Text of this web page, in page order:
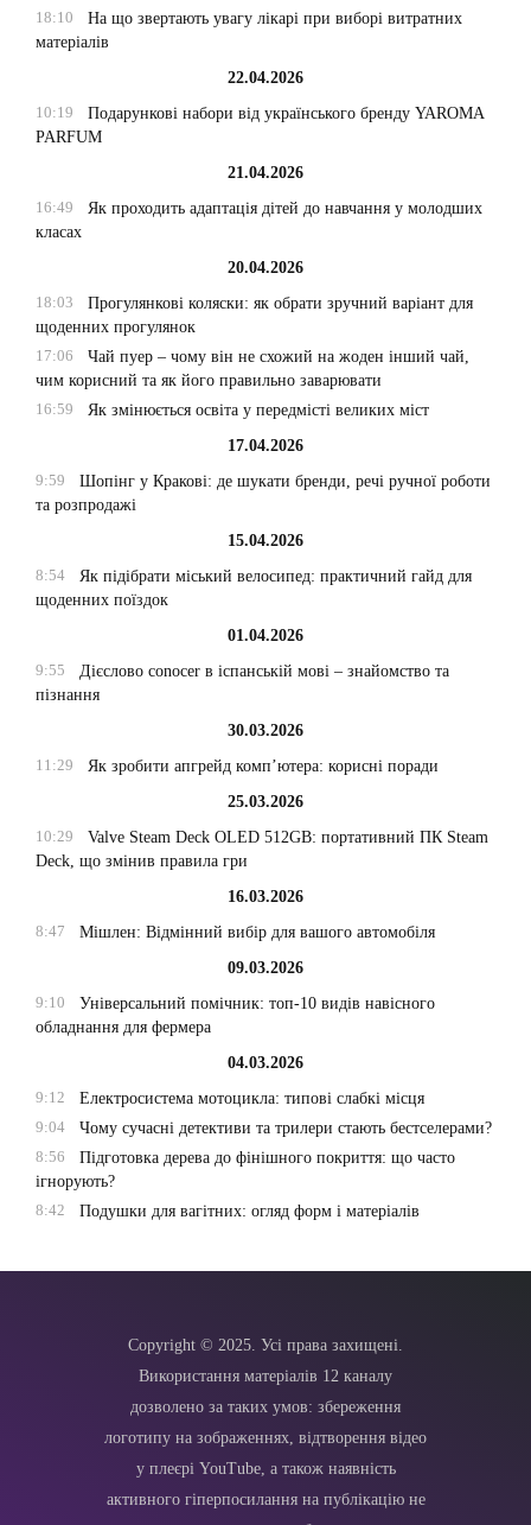
18:10
На що звертають увагу лікарі при виборі витратних
матеріалів
22.04.2026
10:19
Подарункові набори від українського бренду YAROMA
PARFUM
21.04.2026
16:49
Як проходить адаптація дітей до навчання у молодших
класах
20.04.2026
18:03
Прогулянкові коляски: як обрати зручний варіант для
щоденних прогулянок
17:06
Чай пуер – чому він не схожий на жоден інший чай,
чим корисний та як його правильно заварювати
16:59
Як змінюється освіта у передмісті великих міст
17.04.2026
9:59
Шопінг у Кракові: де шукати бренди, речі ручної роботи
та розпродажі
15.04.2026
8:54
Як підібрати міський велосипед: практичний гайд для
щоденних поїздок
01.04.2026
9:55
Дієслово conocer в іспанській мові – знайомство та
пізнання
30.03.2026
11:29
Як зробити апгрейд комп’ютера: корисні поради
25.03.2026
10:29
Valve Steam Deck OLED 512GB: портативний ПК Steam
Deck, що змінив правила гри
16.03.2026
8:47
Мішлен: Відмінний вибір для вашого автомобіля
09.03.2026
9:10
Універсальний помічник: топ-10 видів навісного
обладнання для фермера
04.03.2026
9:12
Електросистема мотоцикла: типові слабкі місця
9:04
Чому сучасні детективи та трилери стають бестселерами?
8:56
Підготовка дерева до фінішного покриття: що часто
ігнорують?
8:42
Подушки для вагітних: огляд форм і матеріалів
Copyright © 2025. Усі права захищені.
Використання матеріалів 12 каналу
дозволено за таких умов: збереження
логотипу на зображеннях, відтворення відео
у плеєрі YouTube, а також наявність
активного гіперпосилання на публікацію не